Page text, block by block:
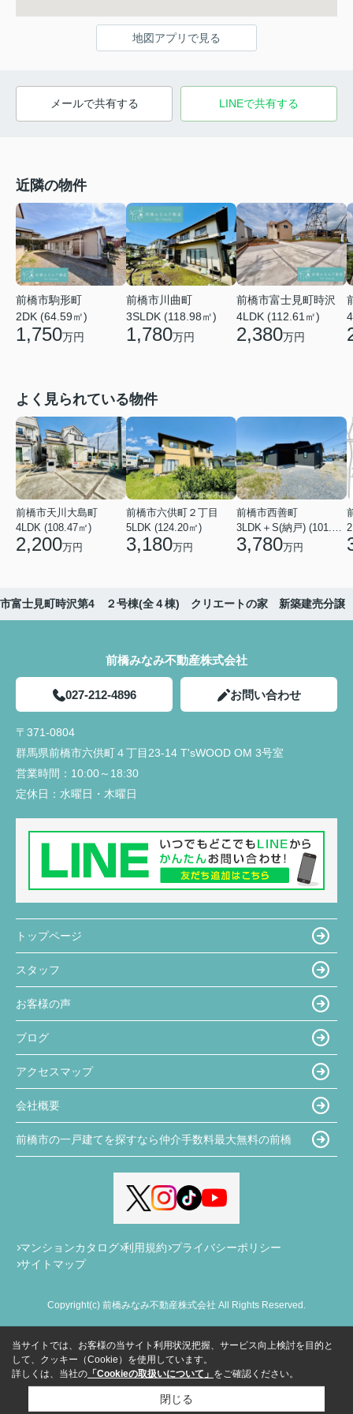
地図アプリで見る
メールで共有する LINEで共有する
近隣の物件
前橋市駒形町
2DK (64.59㎡)
1,750万円
前橋市川曲町
3SLDK (118.98㎡)
1,780万円
前橋市富士見町時沢
4LDK (112.61㎡)
2,380万円
よく見られている物件
前橋市天川大島町
4LDK (108.47㎡)
2,200万円
前橋市六供町２丁目
5LDK (124.20㎡)
3,180万円
前橋市西善町
3LDK＋S(納戸) (101.02㎡)
3,780万円
市富士見町時沢第4 ２号棟(全４棟) クリエートの家 新築建売分譲
前橋みなみ不動産株式会社
027-212-4896 お問い合わせ
〒371-0804
群馬県前橋市六供町４丁目23‐14 T'sWOOD OM 3号室
営業時間： 10:00～18:30
定休日： 水曜日・木曜日
トップページ
スタッフ
お客様の声
ブログ
アクセスマップ
会社概要
前橋市の一戸建てを探すなら仲介手数料最大無料の前橋
マンションカタログ 利用規約 プライバシーポリシー
サイトマップ
Copyright(c) 前橋みなみ不動産株式会社 All Rights Reserved.
当サイトでは、お客様の当サイト利用状況把握、サービス向上検討を目的と
して、クッキー（Cookie）を使用しています。
詳しくは、当社の 「Cookieの取扱いについて」 をご確認ください。
閉じる